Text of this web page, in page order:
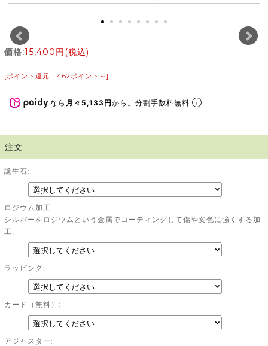
価格:15,400円 (税込)
[ポイント還元 462ポイント～]
なら 月々5,133円から。分割手数料無料
注文
誕生石:
ロジウム加工:
シルバーをロジウムという金属でコーティングして傷や変色に強くする加
工。
ラッピング:
カード（無料）:
アジャスター: